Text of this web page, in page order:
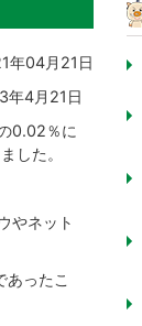
年04月21日
年4月21日
0.02％に
した。
やネット
ったこ